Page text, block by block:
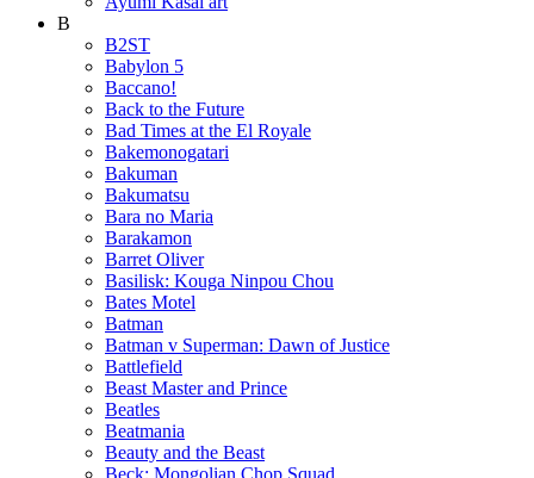
B
B2ST
Babylon 5
Baccano!
Back to the Future
Bad Times at the El Royale
Bakemonogatari
Bakuman
Bakumatsu
Bara no Maria
Barakamon
Barret Oliver
Basilisk: Kouga Ninpou Chou
Bates Motel
Batman
Batman v Superman: Dawn of Justice
Battlefield
Beast Master and Prince
Beatles
Beatmania
Beauty and the Beast
Beck: Mongolian Chop Squad